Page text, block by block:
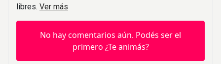
libres. Ver más
No hay comentarios aún. Podés ser el
primero ¿Te animás?